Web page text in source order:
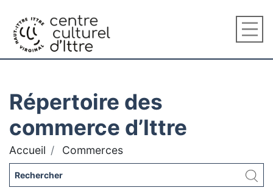
Répertoire des
commerce d’Ittre
Accueil Commerces